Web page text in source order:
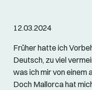
12.03.2024
Früher hatte ich
Deutsch, zu viel
was ich mir von einem
Doch Mallorca hat